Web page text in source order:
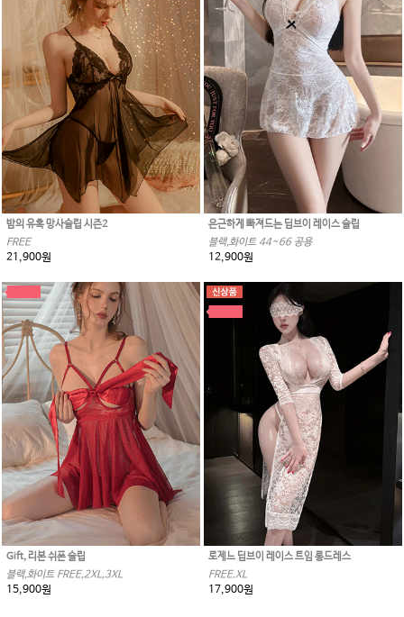
밤의 유혹 망사슬립 시즌2
FREE
21,900원
은근하게 빠져드는 딥브이 레이스 슬립
블랙,화이트 44~66 공용
12,900원
Gift, 리본 쉬폰 슬립
블랙,화이트 FREE,2XL,3XL
15,900원
로제느 딥브이 레이스 트임 롱드레스
FREE.XL
17,900원